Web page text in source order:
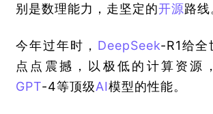
别是数理能力，走坚定的开源路线
今年过年时， DeepSeek-R1给全
点点震撼，以极低的计算资源
GPT-4等顶级AI模型的性能。